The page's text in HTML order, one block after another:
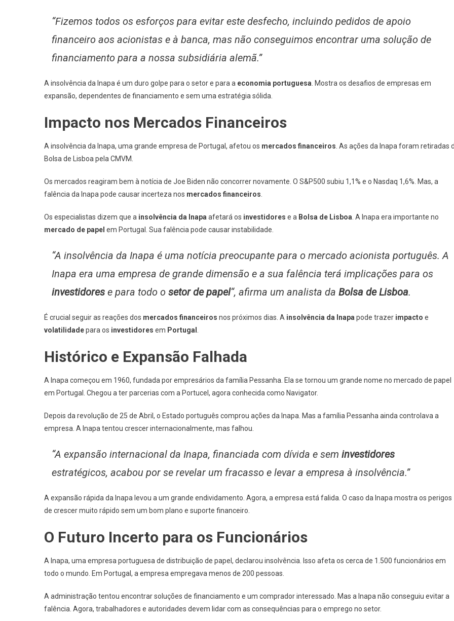
“Fizemos todos os esforços para evitar este desfecho, incluindo pedidos de apoio
financeiro aos acionistas e à banca, mas não conseguimos encontrar uma solução de
financiamento para a nossa subsidiária alemã.”
A insolvência da Inapa é um duro golpe para o setor e para a economia portuguesa . Mostra os desafios de empresas em
expansão, dependentes de financiamento e sem uma estratégia sólida.
Impacto nos Mercados Financeiros
A insolvência da Inapa, uma grande empresa de Portugal, afetou os mercados financeiros . As ações da Inapa foram retiradas
Bolsa de Lisboa pela CMVM.
Os mercados reagiram bem à notícia de Joe Biden não concorrer novamente. O S&P500 subiu 1,1% e o Nasdaq 1,6%. Mas, a
falência da Inapa pode causar incerteza nos mercados financeiros
Os especialistas dizem que a insolvência da Inapa afetará os investidores e a Bolsa de Lisboa . A Inapa era importante no
mercado de papel em Portugal. Sua falência pode causar instabilidade.
“A insolvência da Inapa é uma notícia preocupante para o mercado acionista português. A
Inapa era uma empresa de grande dimensão e a sua falência terá implicações para os
investidores e para todo o setor de papel“, afirma um analista da Bolsa de Lisboa.
É crucial seguir as reações dos mercados financeiros nos próximos dias. A insolvência da Inapa pode trazer impacto e
volatilidadepara os investidores em Portugal
Histórico e Expansão Falhada
A Inapa começou em 1960, fundada por empresários da família Pessanha. Ela se tornou um grande nome no mercado de papel
em Portugal. Chegou a ter parcerias com a Portucel, agora conhecida como Navigator.
Depois da revolução de 25 de Abril, o Estado português comprou ações da Inapa. Mas a família Pessanha ainda controlava a
empresa. A Inapa tentou crescer internacionalmente, mas falhou.
“A expansão internacional da Inapa, financiada com dívida e sem investidores
estratégicos, acabou por se revelar um fracasso e levar a empresa à insolvência.”
A expansão rápida da Inapa levou a um grande endividamento. Agora, a empresa está falida. O caso da Inapa mostra os perigos
de crescer muito rápido sem um bom plano e suporte financeiro.
O Futuro Incerto para os Funcionários
A Inapa, uma empresa portuguesa de distribuição de papel, declarou insolvência. Isso afeta os cerca de 1.500 funcionários em
todo o mundo. Em Portugal, a empresa empregava menos de 200 pessoas.
A administração tentou encontrar soluções de financiamento e um comprador interessado. Mas a Inapa não conseguiu evitar a
falência. Agora, trabalhadores e autoridades devem lidar com as consequências para o emprego no setor.